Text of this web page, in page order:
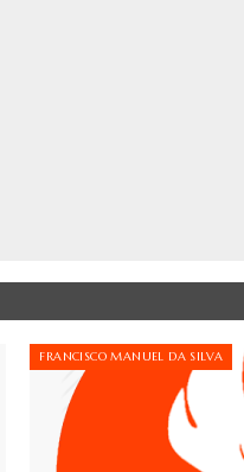
FRANCISCO MANUEL DA SILVA